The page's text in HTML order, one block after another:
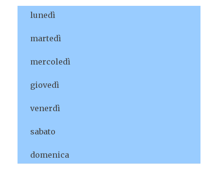
lunedì
martedì
mercoledì
giovedì
venerdì
sabato
domenica